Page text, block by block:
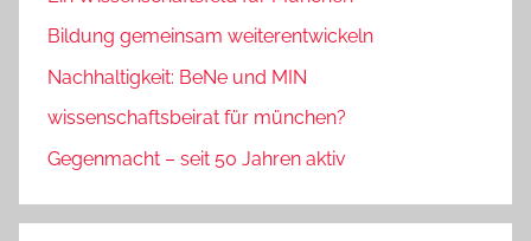
Bildung gemeinsam weiterentwickeln
Nachhaltigkeit: BeNe und MIN
wissenschaftsbeirat für münchen?
Gegenmacht – seit 50 Jahren aktiv